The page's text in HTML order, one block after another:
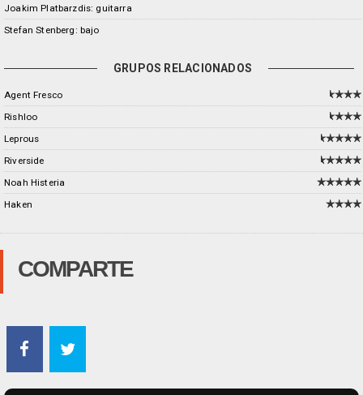
Joakim Platbarzdis: guitarra
Stefan Stenberg: bajo
GRUPOS RELACIONADOS
Agent Fresco
Rishloo
Leprous
Riverside
Noah Histeria
Haken
COMPARTE